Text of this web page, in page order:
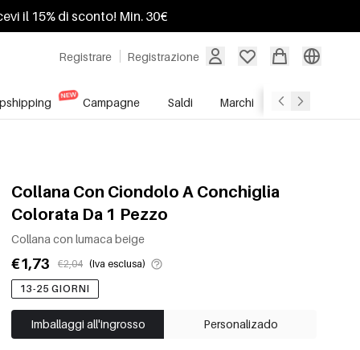
il 15% di sconto! Min. 30€
Registrare Registrazione
Campagne Saldi Marchi Servizio
Collana Con Ciondolo A Conchiglia
Colorata Da 1 Pezzo
Collana con lumaca beige
€1,73 €2,04 (Iva esclusa)
13-25 GIORNI
Imballaggi all'ingrosso Personalizado